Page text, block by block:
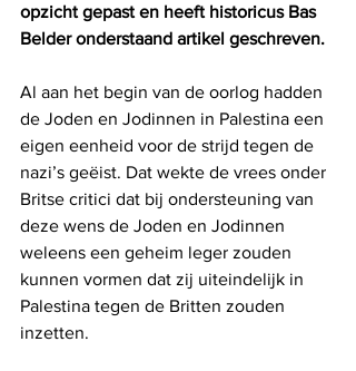
opzicht gepast en heeft historicus Bas
Belder onderstaand artikel geschreven.
Al aan het begin van de oorlog hadden
de Joden en Jodinnen in Palestina een
eigen eenheid voor de strijd tegen de
nazi’s geëist. Dat wekte de vrees onder
Britse critici dat bij ondersteuning van
deze wens de Joden en Jodinnen
weleens een geheim leger zouden
kunnen vormen dat zij uiteindelijk in
Palestina tegen de Britten zouden
inzetten.